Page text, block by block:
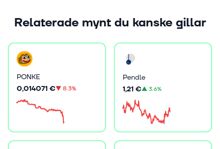
Relaterade mynt du kanske gillar
PONKE
0,014071 €▼8.3%
Pendle
1,21 €▲3.6%